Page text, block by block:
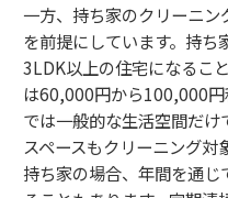
一方、持ち家のクリーニ
を前提にしています。持ち
3LDK以上の住宅になるこ
は60,000円から100,000円
では一般的な生活空間だ
スペースもクリーニング対
持ち家の場合、年間を通